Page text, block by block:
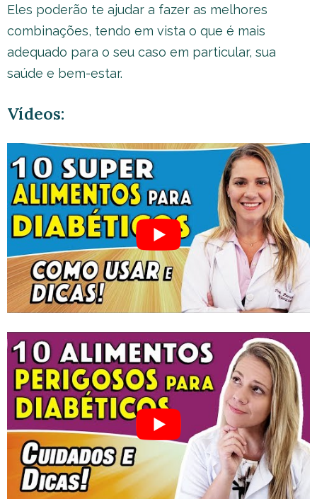
Eles poderão te ajudar a fazer as melhores
combinações, tendo em vista o que é mais
adequado para o seu caso em particular, sua
saúde e bem-estar.
Vídeos: